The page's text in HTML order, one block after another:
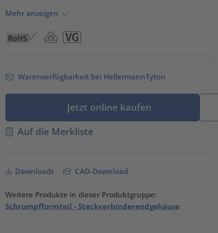
Mehr anzeigen
Warenverfügbarkeit bei HellermannTyton
Jetzt online kaufen
Auf die Merkliste
Downloads CAD-Download
Weitere Produkte in dieser Produktgruppe:
Schrumpfformteil - Steckverbinderendgehäuse